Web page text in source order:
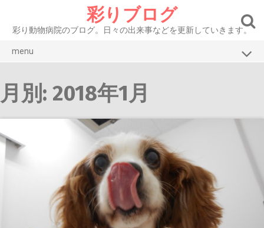
content
彩りブログ
彩り動物病院のブログ。日々の出来事などを更新していきます。
menu
彩り動物病院HP
お知らせ
症例紹介 犬
症例紹介 猫
月別: 2018年1月